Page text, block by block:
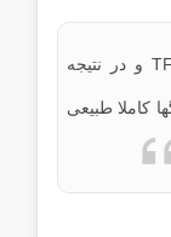
به دلیل استفاده از تکنولوژی TFT و در نتیجه
کاملا طبیعی